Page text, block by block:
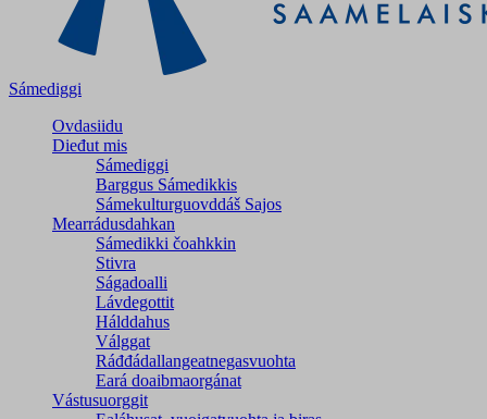
Sámediggi
Ovdasiidu
Dieđut mis
Sámediggi
Barggus Sámedikkis
Sámekulturguovddáš Sajos
Mearrádusdahkan
Sámedikki čoahkkin
Stivra
Ságadoalli
Lávdegottit
Hálddahus
Válggat
Ráđđádallangeatnegas­vuohta
Eará doaibmaorgánat
Vástusuorggit